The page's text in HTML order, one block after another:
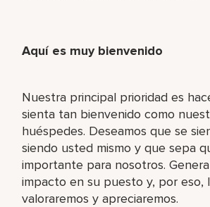
Aquí es muy bienvenido
Nuestra principal prioridad es
sienta tan bienvenido como
huéspedes. Deseamos que se
siendo usted mismo y que sepa
importante para nosotros.
impacto en su puesto y, por eso,
valoraremos y apreciaremos.